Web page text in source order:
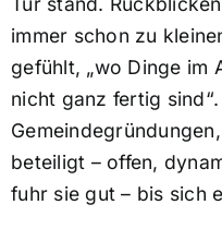
immer schon zu
gefühlt, „wo Dinge im
nicht ganz fertig
beteiligt – offen,
fuhr sie gut – bis sich